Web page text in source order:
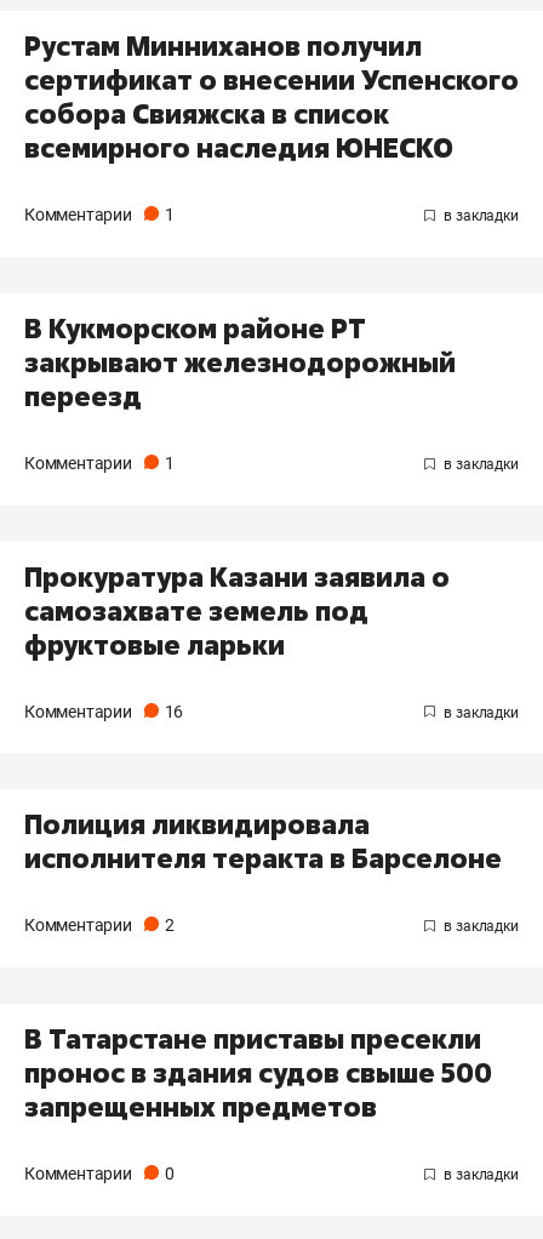
Рустам Минниханов получил
сертификат о внесении Успенского
собора Свияжска в список
всемирного наследия ЮНЕСКО
Комментарии 1
В Кукморском районе РТ
закрывают железнодорожный
переезд
Комментарии 1
Прокуратура Казани заявила о
самозахвате земель под
фруктовые ларьки
Комментарии 16
Полиция ликвидировала
исполнителя теракта в Барселоне
Комментарии 2
В Татарстане приставы пресекли
пронос в здания судов свыше 500
запрещенных предметов
Комментарии 0